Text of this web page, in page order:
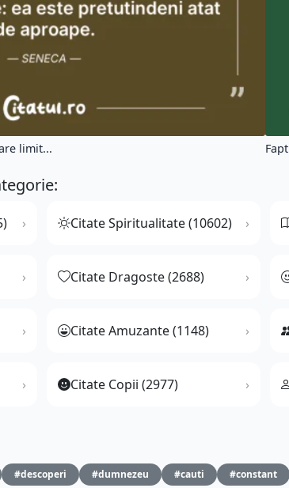
limit...
Citate Spiritualitate (10602)
Citate Dragoste (2688)
Citate Amuzante (1148)
Citate Copii (2977)
#descoperi #dumnezeu #cauti #constant